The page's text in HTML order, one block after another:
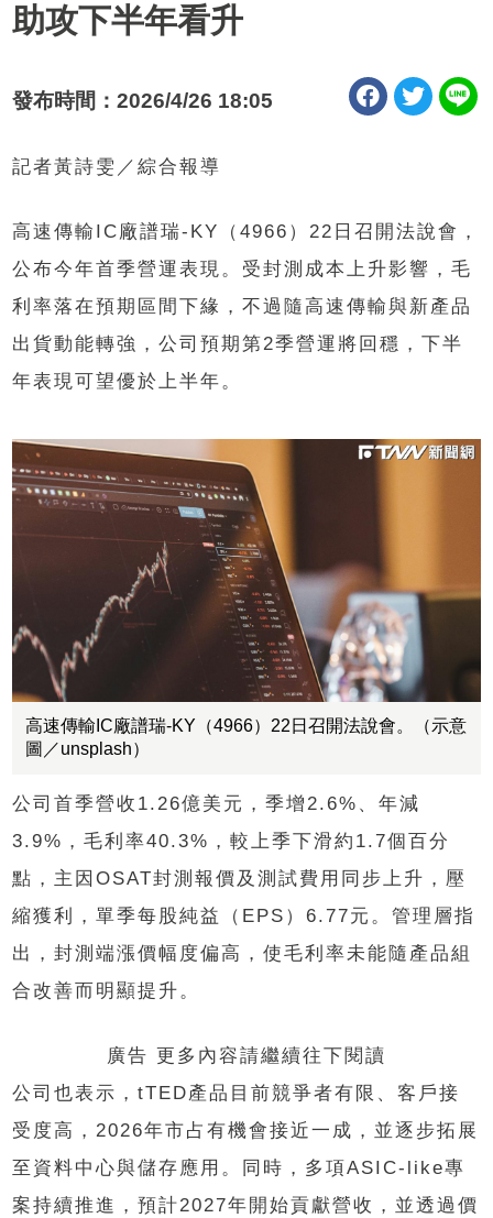
助攻下半年看升
發布時間：2026/4/26 18:05
記者黃詩雯／綜合報導
高速傳輸IC廠譜瑞-KY（4966）22日召開法說會，
公布今年首季營運表現。受封測成本上升影響，毛
利率落在預期區間下緣，不過隨高速傳輸與新產品
出貨動能轉強，公司預期第2季營運將回穩，下半
年表現可望優於上半年。
高速傳輸IC廠譜瑞-KY（4966）22日召開法說會。（示意
圖／unsplash）
公司首季營收1.26億美元，季增2.6%、年減
3.9%，毛利率40.3%，較上季下滑約1.7個百分
點，主因OSAT封測報價及測試費用同步上升，壓
縮獲利，單季每股純益（EPS）6.77元。管理層指
出，封測端漲價幅度偏高，使毛利率未能隨產品組
合改善而明顯提升。
廣告 更多內容請繼續往下閱讀
公司也表示，tTED產品目前競爭者有限、客戶接
受度高，2026年市占有機會接近一成，並逐步拓展
至資料中心與儲存應用。同時，多項ASIC-like專
案持續推進，預計2027年開始貢獻營收，並透過價